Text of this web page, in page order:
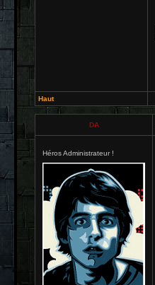
Haut
DA
Héros Administrateur !